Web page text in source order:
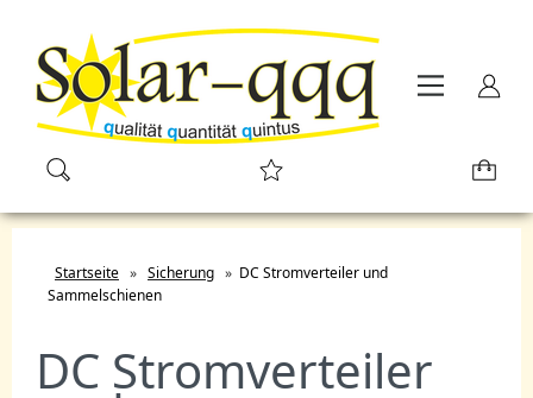
Startseite » Sicherung » DC Stromverteiler und
Sammelschienen
DC Stromverteiler